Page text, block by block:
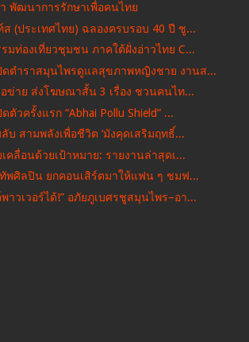
า พัฒนาการรักษาเพื่อคนไทย
(ประเทศไทย) ฉลองครบรอบ 40 ปี​ ชู...
มท่องเที่ยวชุมชน ภาคใต้ฝั่งอ่าวไทย C...
ปิดตำราสมุนไพรดูแลสุขภาพหญิงชาย งานส...
ข่าย ส่งโฆษณาสั้น 3 เรื่อง ชวนคนไท...
ดตัวครั้งแรก “Abhai Pollu Shield” ...
บ สามพลังเพื่อชีวิต ‘มังคุดเสริมฤทธิ์...
คลื่อนด้วยเป้าหมาย: รายงานล่าสุดเ...
พศิลปิน ยกคอนเสิร์ตมาให้แฟน ๆ ชมฟ...
าวเวอร์ได้!” อภัยภูเบศรชูสมุนไพร–อา...